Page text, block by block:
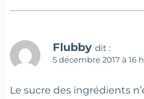
Flubby dit :
5 décembre 2017 à 16
Le sucre des ingrédients